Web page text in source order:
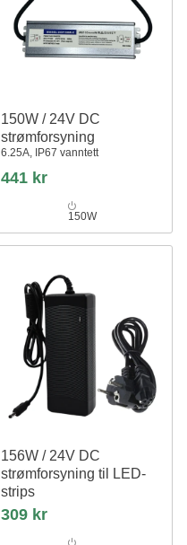
150W / 24V DC
strømforsyning
6.25A, IP67 vanntett
441 kr
150W
156W / 24V DC
strømforsyning til LED-
strips
6.5A, IP44 våtrom
309 kr